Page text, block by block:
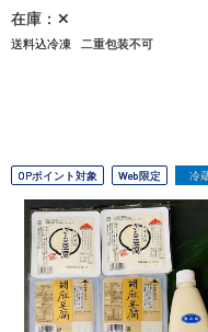
在庫：✕
送料込冷凍 二重包装不可
OPポイント対象 Web限定 冷